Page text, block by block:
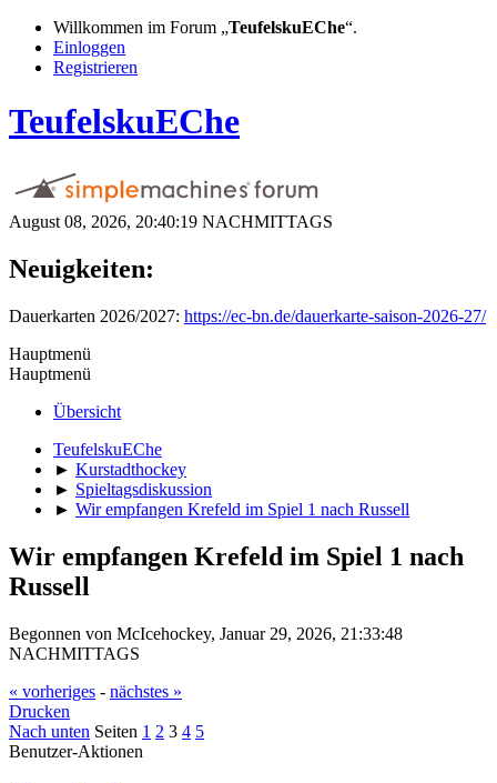
Willkommen im Forum „TeufelskuEChe“.
Einloggen
Registrieren
TeufelskuEChe
August 08, 2026, 20:40:19 NACHMITTAGS
Neuigkeiten:
Dauerkarten 2026/2027: https://ec-bn.de/dauerkarte-saison-2026-27/
Hauptmenü
Hauptmenü
Übersicht
TeufelskuEChe
► Kurstadthockey
► Spieltagsdiskussion
► Wir empfangen Krefeld im Spiel 1 nach Russell
Wir empfangen Krefeld im Spiel 1 nach
Russell
Begonnen von McIcehockey, Januar 29, 2026, 21:33:48
NACHMITTAGS
« vorheriges - nächstes »
Drucken
Nach unten Seiten 1 2 3 4 5
Benutzer-Aktionen